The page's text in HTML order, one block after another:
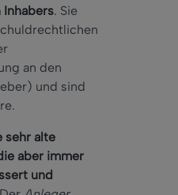
. Sie
an den
und sind
sehr alte
aber immer
und